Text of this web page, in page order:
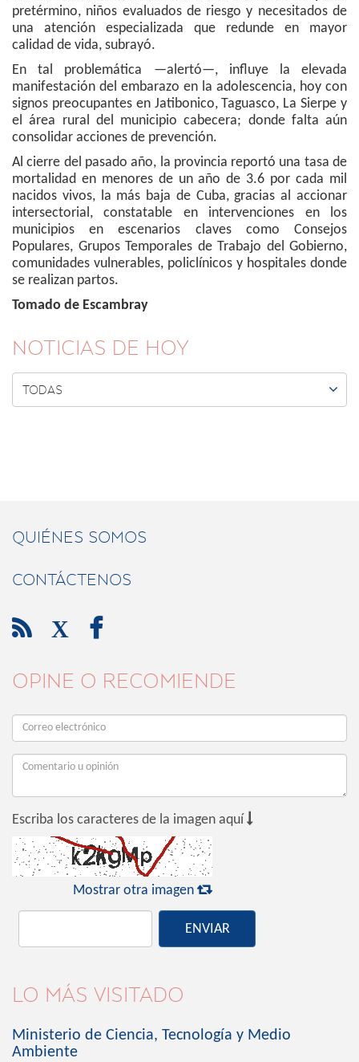
pretérmino, niños evaluados de riesgo y necesitados de
una atención especializada que redunde en mayor
calidad de vida, subrayó.
En tal problemática —alertó—, influye la elevada
manifestación del embarazo en la adolescencia, hoy con
signos preocupantes en Jatibonico, Taguasco, La Sierpe y
el área rural del municipio cabecera; donde falta aún
consolidar acciones de prevención.
Al cierre del pasado año, la provincia reportó una tasa de
mortalidad en menores de un año de 3.6 por cada mil
nacidos vivos, la más baja de Cuba, gracias al accionar
intersectorial, constatable en intervenciones en los
municipios en escenarios claves como Consejos
Populares, Grupos Temporales de Trabajo del Gobierno,
comunidades vulnerables, policlínicos y hospitales donde
se realizan partos.
Tomado de Escambray
NOTICIAS DE HOY
TODAS 
QUIÉNES SOMOS
CONTÁCTENOS
 X 
OPINE O RECOMIENDE
Escriba los caracteres de la imagen aquí 
Mostrar otra imagen 
ENVIAR
LO MÁS VISITADO
Ministerio de Ciencia, Tecnología y Medio
Ambiente